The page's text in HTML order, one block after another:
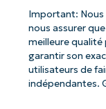
Important: Nous
nous assurer
meilleure qualité
garantir son
utilisateurs de
indépendantes.